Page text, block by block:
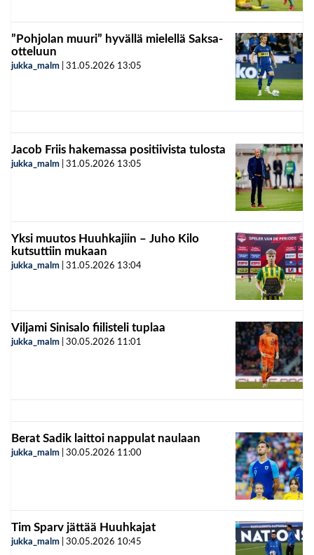
”Pohjolan muuri” hyvällä mielellä Saksa-
otteluun
jukka_malm 31.05.2026 13:05
Jacob Friis hakemassa positiivista tulosta
jukka_malm 31.05.2026 13:05
Yksi muutos Huuhkajiin – Juho Kilo
kutsuttiin mukaan
jukka_malm 31.05.2026 13:04
Viljami Sinisalo fiilisteli tuplaa
jukka_malm 30.05.2026 11:01
Berat Sadik laittoi nappulat naulaan
jukka_malm 30.05.2026 11:00
Tim Sparv jättää Huuhkajat
jukka_malm 30.05.2026 10:45